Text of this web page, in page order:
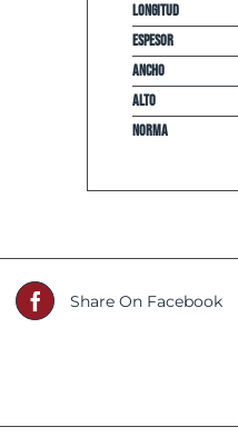
Longitud
espesor
Ancho
Alto
Norma
Share On Facebook